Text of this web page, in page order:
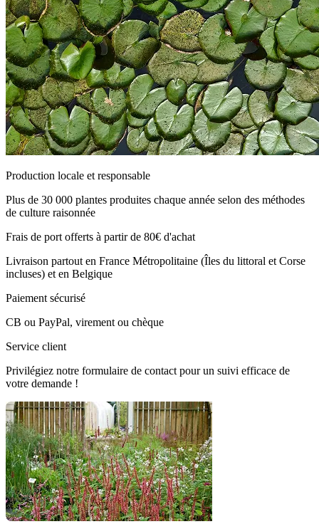
Production locale et responsable
Plus de 30 000 plantes produites chaque année selon des méthodes
de culture raisonnée
Frais de port offerts à partir de 80€ d'achat
Livraison partout en France Métropolitaine (Îles du littoral et Corse
incluses) et en Belgique
Paiement sécurisé
CB ou PayPal, virement ou chèque
Service client
Privilégiez notre formulaire de contact pour un suivi efficace de
votre demande !